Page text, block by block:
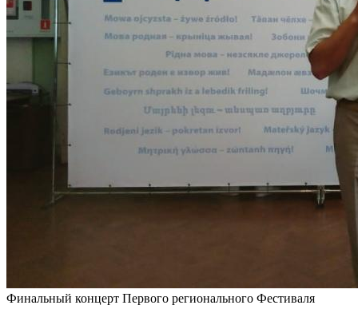
Финальный концерт Первого регионального Фестиваля